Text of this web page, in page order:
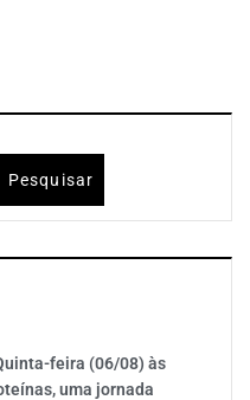
Pesquisar
feira (06/08) às
uma jornada